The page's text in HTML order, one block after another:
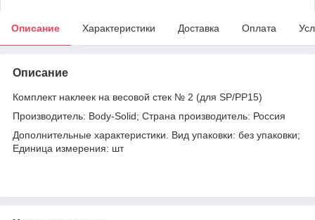
Описание Характеристики Доставка Оплата
Описание
Комплект наклеек на весовой стек № 2 (для SP/PP15)
Производитель: Body-Solid; Страна производитель: Россия
Дополнительные характеристики. Вид упаковки: без упаковки;
Единица измерения: шт